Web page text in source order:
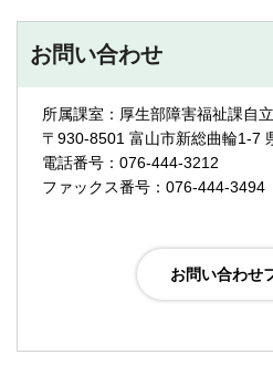
お問い合わせ
所属課室：厚生部障害福祉課自
〒930-8501 富山市新総曲輪1-7
電話番号：076-444-3212
ファックス番号：076-444-3494